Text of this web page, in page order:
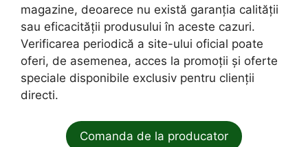
magazine, deoarece nu există garanția calității
sau eficacității produsului în aceste cazuri.
Verificarea periodică a site-ului oficial poate
oferi, de asemenea, acces la promoții și oferte
speciale disponibile exclusiv pentru clienții
directi.
Comanda de la producator